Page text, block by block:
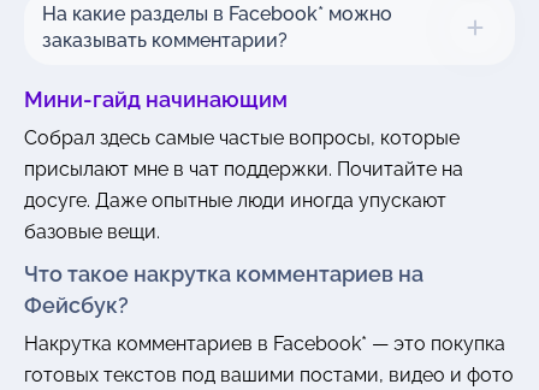
На какие разделы в Facebook* можно
заказывать комментарии?
Мини-гайд начинающим
Собрал здесь самые частые вопросы, которые
присылают мне в чат поддержки. Почитайте на
досуге. Даже опытные люди иногда упускают
базовые вещи.
Что такое накрутка комментариев на
Фейсбук?
Накрутка комментариев в Facebook* — это покупка
готовых текстов под вашими постами, видео и фото